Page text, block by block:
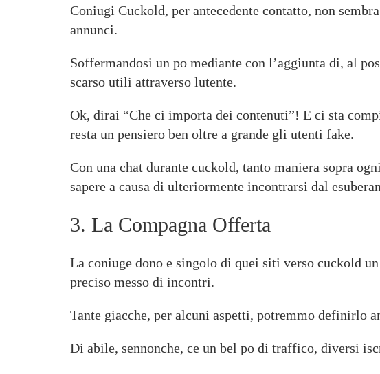
Coniugi Cuckold, per antecedente contatto, non
annunci.
Soffermandosi un po mediante con l’aggiunta di, al
scarso utili attraverso lutente.
Ok, dirai “Che ci importa dei contenuti”! E ci sta
resta un pensiero ben oltre a grande gli utenti fake.
Con una chat durante cuckold, tanto maniera sopra
sapere a causa di ulteriormente incontrarsi dal
3. La Compagna Offerta
La coniuge dono e singolo di quei siti verso cuckold
preciso messo di incontri.
Tante giacche, per alcuni aspetti, potremmo definirlo
Di abile, sennonche, ce un bel po di traffico, diversi